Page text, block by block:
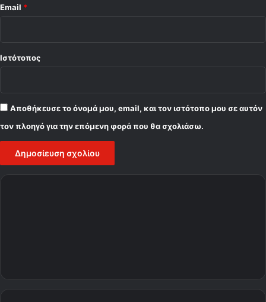
Email *
Ιστότοπος
Αποθήκευσε το όνομά μου, email, και τον ιστότοπο μου σε αυτόν
τον πλοηγό για την επόμενη φορά που θα σχολιάσω.